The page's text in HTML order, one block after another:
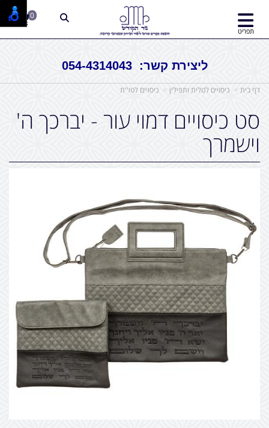
ליצירת קשר: 054-4314043
תפריט
0
דף בית כיסויים לטלית ותפילין כיסויים לטו''ת
סט כיסויים דמוי עור - יברכך ה'
וישמרך